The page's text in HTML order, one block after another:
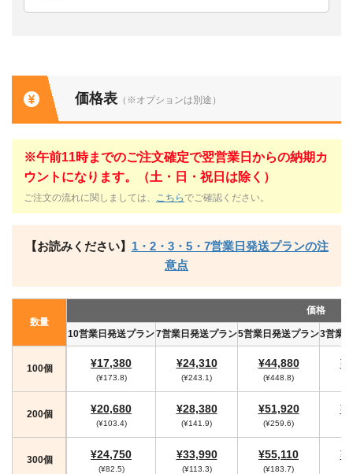
価格表 （※オプションは別途）
※午前11時までのご注文確定で翌営業日からの納期カ
ウントになります。（土・日・祝日は除く）
ご注文の流れに関しましては、 こちら でご確認ください。
【お読みください】 1・2・3・5・7営業日発送プランの注
意点
数量
価格
10営業日発送プラン7営業日発送プラン5営業日発送プラン3営業
100個 ¥17,380
(¥173.8)
¥24,310
(¥243.1)
¥44,880
(¥448.8)
200個 ¥20,680
(¥103.4)
¥28,380
(¥141.9)
¥51,920
(¥259.6)
300個 ¥24,750
(¥82.5)
¥33,990
(¥113.3)
¥55,110
(¥183.7)